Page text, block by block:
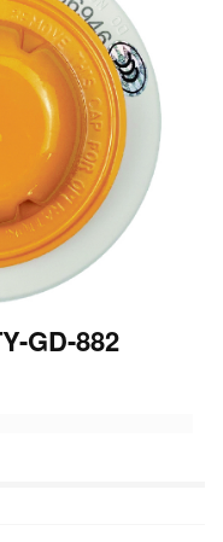
GD-882